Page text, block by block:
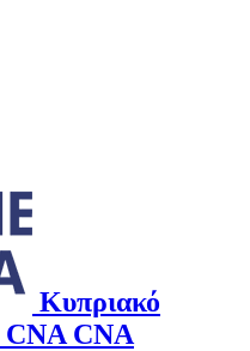
Κυπριακό
CNA CNA